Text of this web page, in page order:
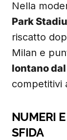
Nella
Park
riscatto
Milan e
lontano
competitivi
NUMERI
SFIDA